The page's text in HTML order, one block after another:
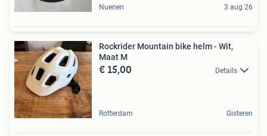
Nuenen 3 aug 26
Rockrider Mountain bike helm - Wit,
Maat M
€ 15,00 Details
Rotterdam Gisteren